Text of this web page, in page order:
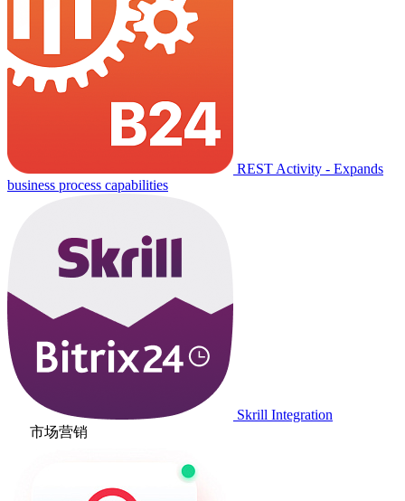
REST Activity - Expands
business process capabilities
Skrill Integration
市场营销